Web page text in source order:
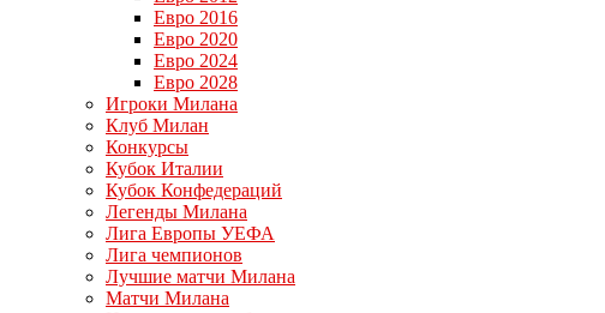
Евро 2016
Евро 2020
Евро 2024
Евро 2028
Игроки Милана
Клуб Милан
Конкурсы
Кубок Италии
Кубок Конфедераций
Легенды Милана
Лига Европы УЕФА
Лига чемпионов
Лучшие матчи Милана
Матчи Милана